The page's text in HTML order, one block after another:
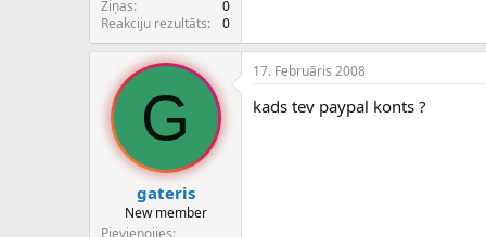
Ziņas
0
Reakciju rezultāts
0
G
gateris
New member
Pievienojies
17. Februāris 2008
kads tev paypal konts ?